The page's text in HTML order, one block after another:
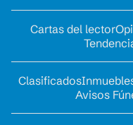
Cartas del lector
Clasificados
Avisos